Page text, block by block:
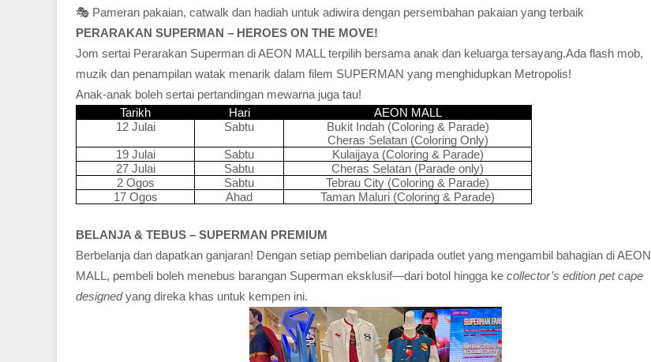
🎭 Pameran pakaian, catwalk dan hadiah untuk adiwira dengan persembahan pakaian yang terbaik
PERARAKAN SUPERMAN – HEROES ON THE MOVE!
Jom sertai Perarakan Superman di AEON MALL terpilih bersama anak dan keluarga tersayang.Ada flash mob,
muzik dan penampilan watak menarik dalam filem SUPERMAN yang menghidupkan Metropolis!
Anak-anak boleh sertai pertandingan mewarna juga tau!
Tarikh
Hari
AEON MALL
12 Julai
Sabtu
Bukit Indah (Coloring & Parade)
Cheras Selatan (Coloring Only)
19 Julai Sabtu
Kulaijaya (Coloring & Parade)
27 Julai Sabtu
Cheras Selatan (Parade only)
2 Ogos
Sabtu
Tebrau City (Coloring & Parade)
17 Ogos
Ahad Taman Maluri (Coloring & Parade)
BELANJA & TEBUS – SUPERMAN PREMIUM
Berbelanja dan dapatkan ganjaran! Dengan setiap pembelian daripada outlet yang mengambil bahagian di AEON
MALL, pembeli boleh menebus barangan Superman eksklusif—dari botol hingga ke collector’s edition pet cape
designedyang direka khas untuk kempen ini.